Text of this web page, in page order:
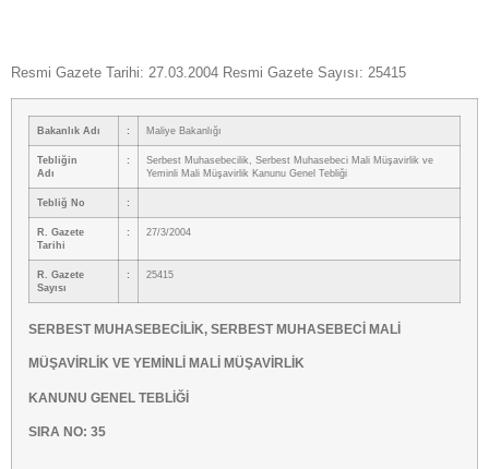
Resmi Gazete Tarihi: 27.03.2004 Resmi Gazete Sayısı: 25415
Bakanlık Adı : Maliye Bakanlığı
Tebliğin
Adı
:
Serbest Muhasebecilik, Serbest Muhasebeci Mali Müşavirlik ve
Yeminli Mali Müşavirlik Kanunu Genel Tebliği
Tebliğ No :
R. Gazete
Tarihi
: 27/3/2004
R. Gazete
Sayısı
: 25415
SERBEST MUHASEBECİLİK, SERBEST MUHASEBECİ MALİ
MÜŞAVİRLİK VE YEMİNLİ MALİ MÜŞAVİRLİK
KANUNU GENEL TEBLİĞİ
SIRA NO: 35